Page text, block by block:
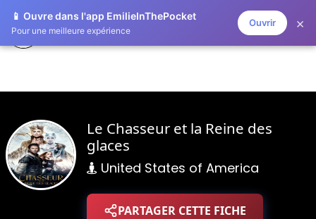
📱 Ouvre dans l'app EmilieInThePocket
Pour une meilleure expérience
Ouvrir ×
ZAPLISTOO
Le Chasseur et la Reine des
glaces
United States of America
PARTAGER CETTE FICHE